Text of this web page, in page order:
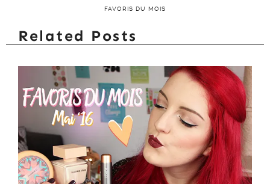
FAVORIS DU MOIS
Related Posts